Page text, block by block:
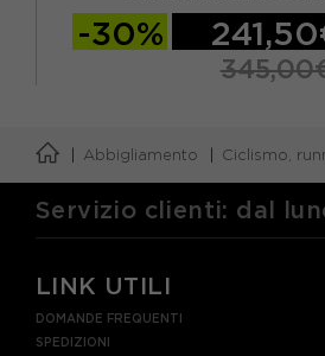
-30%
Abbigliamento Ciclismo,
Servizio clienti: dal
LINK UTILI
DOMANDE FREQUENTI
SPEDIZIONI